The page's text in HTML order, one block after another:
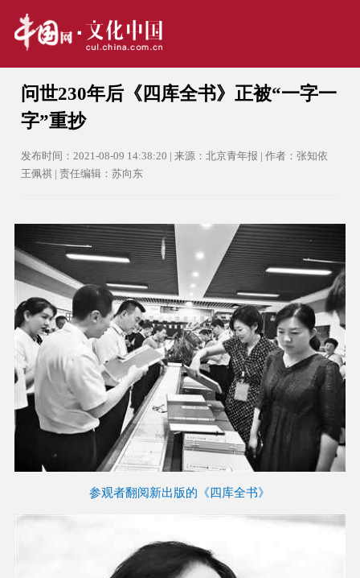
问世230年后《四库全书》正被“一字一
字”重抄
发布时间：2021-08-09 14:38:20 | 来源：北京青年报 | 作者：张知依
王佩祺 | 责任编辑：苏向东
参观者翻阅新出版的《四库全书》